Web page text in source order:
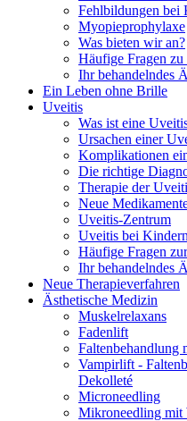
Fehlbildungen bei
Myopieprophylaxe
Was bieten wir an?
Häufige Fragen zu
Ihr behandelndes
Ein Leben ohne Brille
Uveitis
Was ist eine
Ursachen einer
Komplikationen
Die richtige
Therapie der
Neue
Uveitis-Zentrum
Uveitis bei Kindern
Häufige Fragen
Ihr behandelndes
Neue Therapieverfahren
Ästhetische Medizin
Muskelrelaxans
Fadenlift
Faltenbehandlung
Vampirlift -
Dekolleté
Microneedling
Mikroneedling mit